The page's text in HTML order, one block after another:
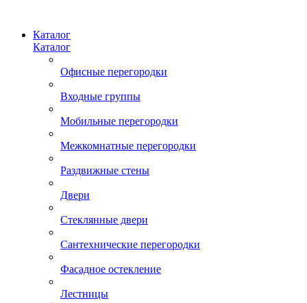
Каталог
Каталог
Офисные перегородки
Входные группы
Мобильные перегородки
Межкомнатные перегородки
Раздвижные стены
Двери
Стеклянные двери
Сантехнические перегородки
Фасадное остекление
Лестницы